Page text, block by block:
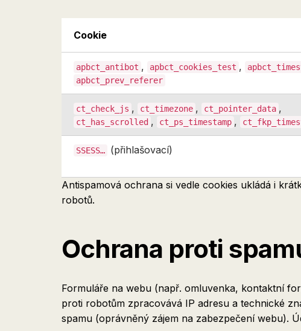
Cookie
apbct_antibot , apbct_cookies_test ,
apbct_prev_referer
ct_check_js , ct_timezone , ct_pointer_data ,
ct_has_scrolled , ct_ps_timestamp ,
SSESS… (přihlašovací)
Antispamová ochrana si vedle cookies ukládá i
robotů.
Ochrana proti
Formuláře na webu (např. omluvenka, kontaktní
proti robotům zpracovává IP adresu a technické
spamu (oprávněný zájem na zabezpečení webu).